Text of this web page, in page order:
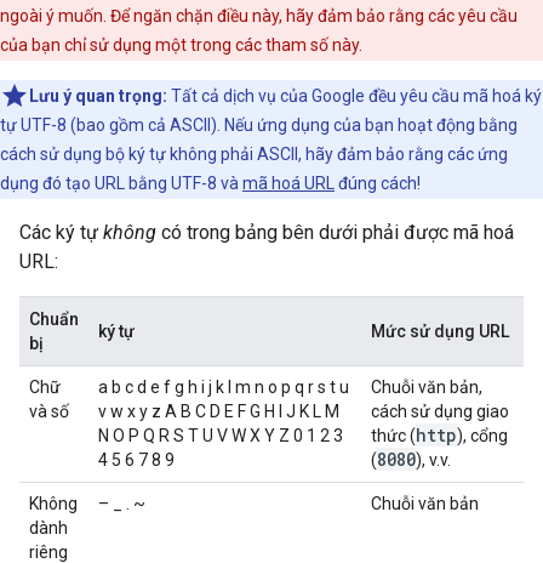
ngoài ý muốn. Để ngăn chặn điều này, hãy đảm bảo rằng các yêu cầu
của bạn chỉ sử dụng một trong các tham số này.
Lưu ý quan trọng: Tất cả dịch vụ của Google đều yêu cầu mã hoá ký
tự UTF-8 (bao gồm cả ASCII). Nếu ứng dụng của bạn hoạt động bằng
cách sử dụng bộ ký tự không phải ASCII, hãy đảm bảo rằng các ứng
dụng đó tạo URL bằng UTF-8 và mã hoá URL đúng cách!
Các ký tự không có trong bảng bên dưới phải được mã hoá
URL:
Chuẩn
bị
ký tự Mức sử dụng URL
Chữ
và số
a b c d e f g h i j k l m n o p q r s t u
v w x y z A B C D E F G H I J K L M
N O P Q R S T U V W X Y Z 0 1 2 3
4 5 6 7 8 9
Chuỗi văn bản,
cách sử dụng giao
thức (http), cổng
(8080), v.v.
Không
dành
riêng
– _ . ~ Chuỗi văn bản